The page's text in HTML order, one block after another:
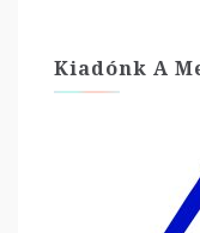
Kiadónk A